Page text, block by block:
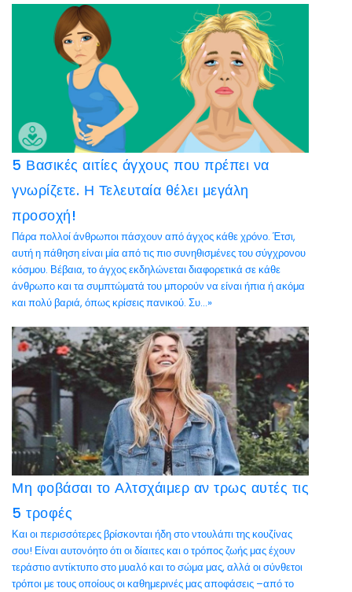
5 Βασικές αιτίες άγχους που πρέπει να
γνωρίζετε. Η Τελευταία θέλει μεγάλη
προσοχή!
Πάρα πολλοί άνθρωποι πάσχουν από άγχος κάθε χρόνο. Έτσι,
αυτή η πάθηση είναι μία από τις πιο συνηθισμένες του σύγχρονου
κόσμου. Βέβαια, το άγχος εκδηλώνεται διαφορετικά σε κάθε
άνθρωπο και τα συμπτώματά του μπορούν να είναι ήπια ή ακόμα
και πολύ βαριά, όπως κρίσεις πανικού. Συ...»
Μη φοβάσαι το Αλτσχάιμερ αν τρως αυτές τις
5 τροφές
Και οι περισσότερες βρίσκονται ήδη στο ντουλάπι της κουζίνας
σου! Είναι αυτονόητο ότι οι δίαιτες και ο τρόπος ζωής μας έχουν
τεράστιο αντίκτυπο στο μυαλό και το σώμα μας, αλλά οι σύνθετοι
τρόποι με τους οποίους οι καθημερινές μας αποφάσεις –από το